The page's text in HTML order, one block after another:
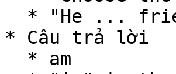
* Câu trả lời